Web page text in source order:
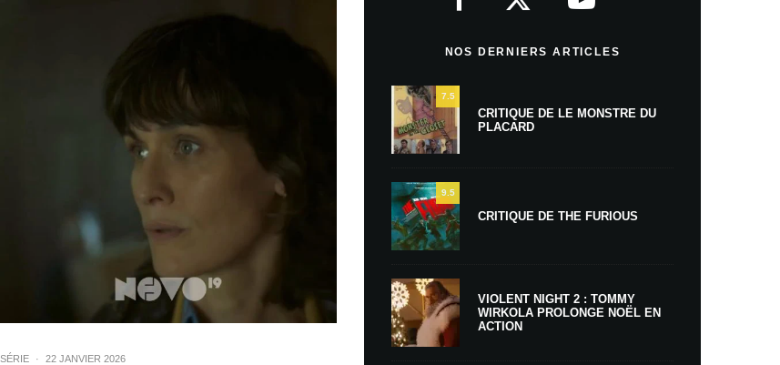
SÉRIE · 22 JANVIER 2026
NOS DERNIERS ARTICLES
7.5
CRITIQUE DE LE MONSTRE DU
PLACARD
9.5
CRITIQUE DE THE FURIOUS
VIOLENT NIGHT 2 : TOMMY
WIRKOLA PROLONGE NOËL EN
ACTION